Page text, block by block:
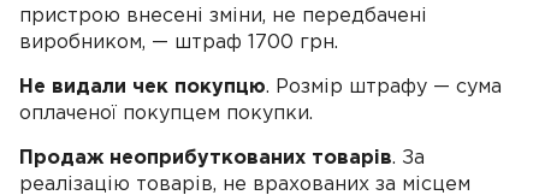
пристрою внесені зміни, не передбачені
виробником, — штраф 1700 грн.
Не видали чек покупцю. Розмір штрафу — сума
оплаченої покупцем покупки.
Продаж неоприбуткованих товарів. За
реалізацію товарів, не врахованих за місцем